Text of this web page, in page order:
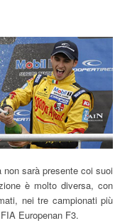
sarà presente coi suoi
è molto diversa, con
nei tre campionati più
Europenan F3.